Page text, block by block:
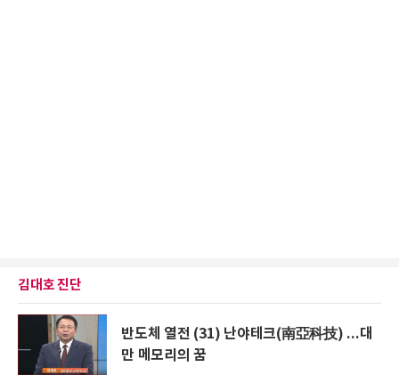
김대호 진단
반도체 열전 (31) 난야테크(南亞科技) ...대
만 메모리의 꿈